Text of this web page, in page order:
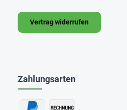
Vertrag widerrufen
Zahlungsarten